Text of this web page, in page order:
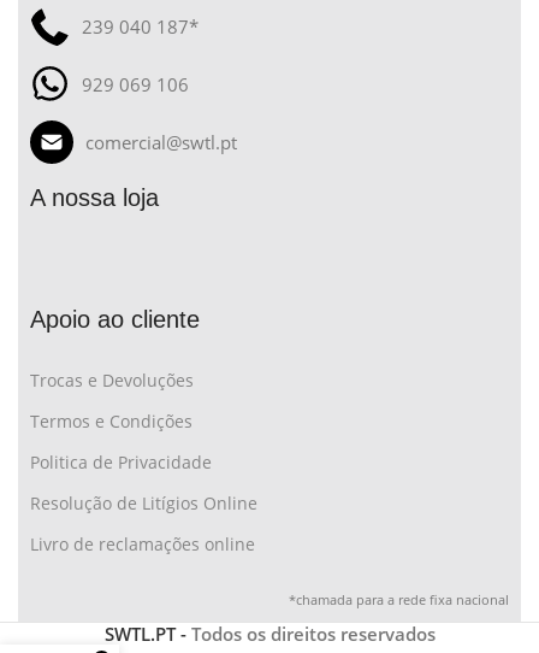
239 040 187*
929 069 106
comercial@swtl.pt
A nossa loja
Apoio ao cliente
Trocas e Devoluções
Termos e Condições
Politica de Privacidade
Resolução de Litígios Online
Livro de reclamações online
*chamada para a rede fixa nacional
SWTL.PT - Todos os direitos reservados